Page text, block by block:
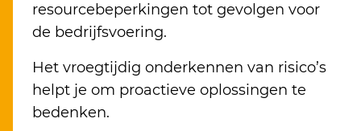
resourcebeperkingen tot gevolgen voor
de bedrijfsvoering.
Het vroegtijdig onderkennen van risico’s
helpt je om proactieve oplossingen te
bedenken.